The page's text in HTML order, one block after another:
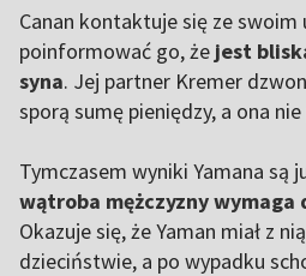
Canan kontaktuje się ze swoim
poinformować go, że jest
syna. Jej partner Kremer
sporą sumę pieniędzy, a ona
Tymczasem wyniki Yamana są
wątroba mężczyzny wymaga
Okazuje się, że Yaman miał z
dzieciństwie, a po wypadku